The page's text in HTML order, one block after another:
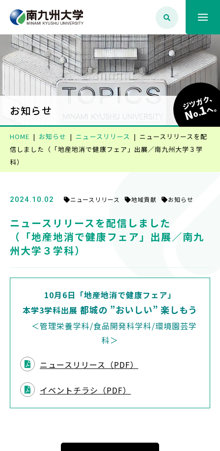
大学案内
学生生活
就職・資格
対象者別
受験生の方
保護者の方
OFFICIAL SNS
お知らせ ジツガク、
No.1へ
HOME お知らせ ニュースリリース
ニュースリリースを配
信しました （「地産地消で健康フェア」出展／南九州大学３学
科）
2024.10.02 ニュースリリース 地域貢献 お知らせ
ニュースリリースを配信しました
（「地産地消で健康フェア」出展／南九
州大学３学科）
10月6日「地産地消で健康フェア」
本学3学科出展 都城の ”おいしい” 楽しもう
＜管理栄養学科/食品開発科学科/環境園芸学
科＞
ニュースリリース（PDF）
イベントチラシ（PDF）